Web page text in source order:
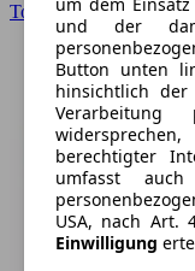
Toyotaum dem
und der
Button unten
hinsichtlich
Verarbeitung
berechtigter
umfasst
USA, nach Art.
Einwilligung